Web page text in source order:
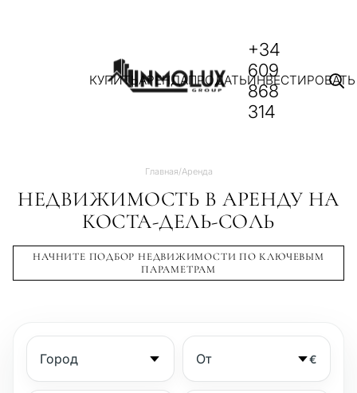
КУПИТЬАРЕНДАПРОДАТЬИНВЕСТИРОВАТЬ
+34
609
868
314
Главная/Аренда
НЕДВИЖИМОСТЬ В АРЕНДУ НА
КОСТА-ДЕЛЬ-СОЛЬ
НАЧНИТЕ ПОДБОР НЕДВИЖИМОСТИ ПО КЛЮЧЕВЫМ
ПАРАМЕТРАМ
€